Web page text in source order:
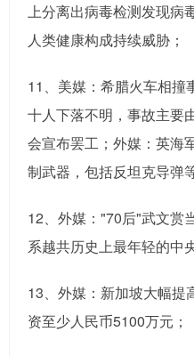
上分离出病毒检测发现病
人类健康构成持续威胁；
11、美媒：希腊火车相撞
十人下落不明，事故主要
会宣布罢工；外媒：英海
制武器，包括反坦克导弹
12、外媒："70后"武文赏
系越共历史上最年轻的中
13、外媒：新加坡大幅提
资至少人民币5100万元；